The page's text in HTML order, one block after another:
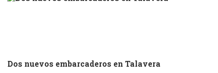
Dos nuevos embarcaderos en Talavera